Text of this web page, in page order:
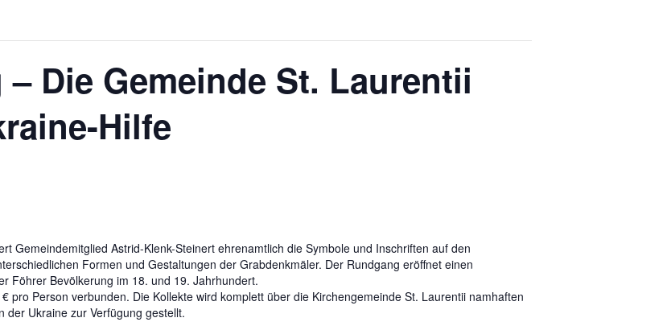
Die Gemeinde St. Laurentii
Hilfe
Gemeindemitglied Astrid-Klenk-Steinert ehrenamtlich die Symbole und Inschriften auf den
Formen und Gestaltungen der Grabdenkmäler. Der Rundgang eröffnet einen
Föhrer Bevölkerung im 18. und 19. Jahrhundert.
pro Person verbunden. Die Kollekte wird komplett über die Kirchengemeinde St. Laurentii namhaften
der Ukraine zur Verfügung gestellt.